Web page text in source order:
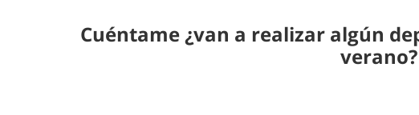
Cuéntame ¿van a realizar algún
verano?